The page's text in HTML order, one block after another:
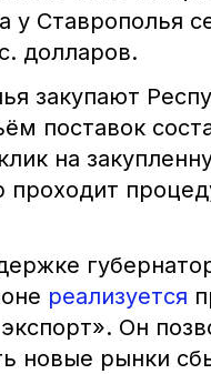
у Ставрополья
долларов.
закупают
поставок
на
проходит
реализуется
Он
новые рынки